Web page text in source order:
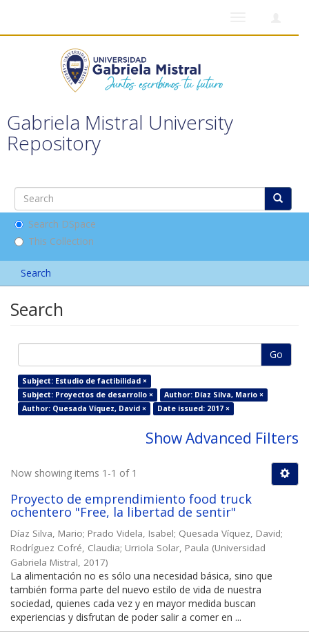
Gabriela Mistral University
Repository
Search DSpace
This Collection
Search
Search
Go
Subject: Estudio de factibilidad ×
Subject: Proyectos de desarrollo ×
Author: Díaz Silva, Mario ×
Author: Quesada Víquez, David ×
Date issued: 2017 ×
Show Advanced Filters
Now showing items 1-1 of 1
Proyecto de emprendimiento food truck
ochentero "Free, la libertad de sentir"
Díaz Silva, Mario; Prado Videla, Isabel; Quesada Víquez, David;
Rodríguez Cofré, Claudia; Urriola Solar, Paula (Universidad
Gabriela Mistral, 2017)
La alimentación no es sólo una necesidad básica, sino que
también forma parte del nuevo estilo de vida de nuestra
sociedad, quienes cada vez y en mayor medida buscan
experiencias y disfrutan de poder salir a comer en ...